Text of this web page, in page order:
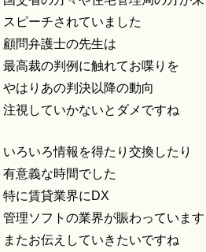
スピーチされていました
顧問弁護士の先生は
最高裁の判例に触れてお喋りを
やはりあの判決以降の動向
注視していかないとダメですね
いろいろ情報を得たり交換したり
有意義な時間でした
特に賃貸業界にDX
管理ソフトの業界が賑わっています
またお伝えしていきたいですね